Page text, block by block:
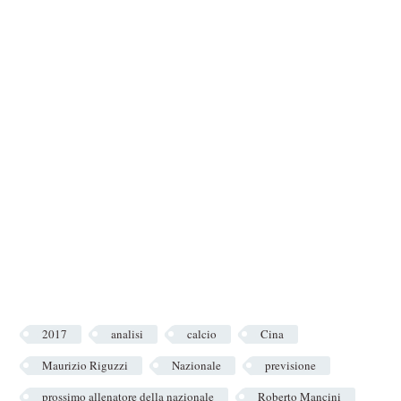
2017 analisi calcio
Cina
Maurizio Riguzzi
Nazionale
previsione
prossimo allenatore della nazionale
Roberto Mancini